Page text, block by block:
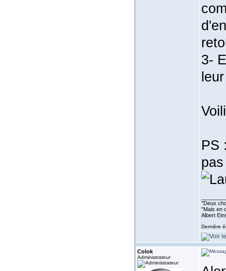
3-
PS
''Deux
"Mais en
Albert
Dernière
Colok
Administrateur